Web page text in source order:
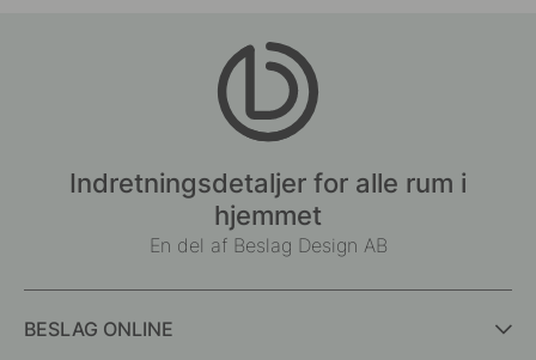
Indretningsdetaljer for alle rum i
hjemmet
En del af Beslag Design AB
BESLAG ONLINE